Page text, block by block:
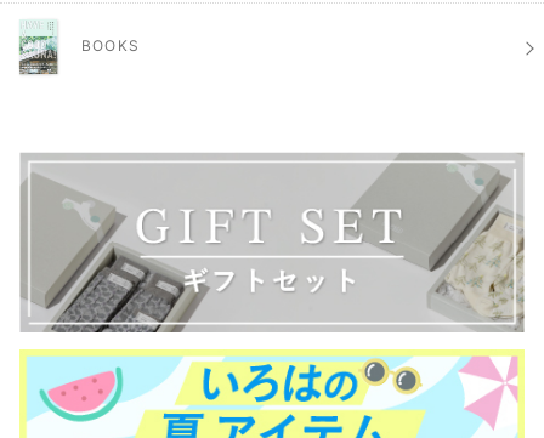
BOOKS